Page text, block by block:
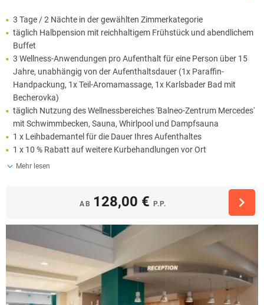
3 Tage / 2 Nächte in der gewählten Zimmerkategorie
täglich Halbpension mit reichhaltigem Frühstück und abendlichem
Buffet
3 Wellness-Anwendungen pro Aufenthalt für eine Person über 15
Jahre, unabhängig von der Aufenthaltsdauer (1x Paraffin-
Handpackung, 1x Teil-Aromamassage, 1x Karlsbader Bad mit
Becherovka)
täglich Nutzung des Wellnessbereiches 'Balneo-Zentrum Mercedes'
mit Schwimmbecken, Sauna, Whirlpool und Dampfsauna
1 x Leihbademantel für die Dauer Ihres Aufenthaltes
1 x 10 % Rabatt auf weitere Kurbehandlungen vor Ort
Mehr lesen
AB 128,00 € P.P.